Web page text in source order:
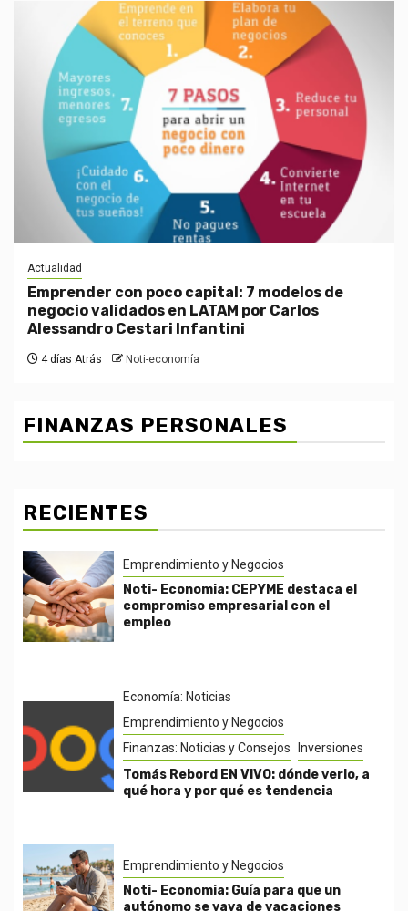
Actualidad
Emprender con poco capital: 7 modelos de
negocio validados en LATAM por Carlos
Alessandro Cestari Infantini
4 días Atrás Noti-economía
FINANZAS PERSONALES
RECIENTES
Emprendimiento y Negocios
Noti- Economia: CEPYME destaca el
compromiso empresarial con el
empleo
Economía: Noticias
Emprendimiento y Negocios
Finanzas: Noticias y Consejos
Inversiones
Tomás Rebord EN VIVO: dónde verlo, a
qué hora y por qué es tendencia
Emprendimiento y Negocios
Noti- Economia: Guía para que un
autónomo se vaya de vacaciones